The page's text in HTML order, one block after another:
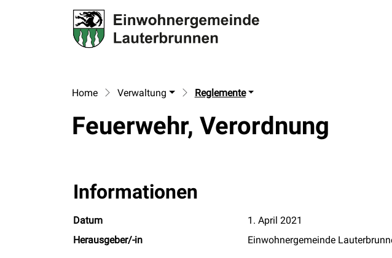
Home Verwaltung Reglemente
Feuerwehr, Verordnung
Informationen
Datum
1. April 2021
Herausgeber/-in
Einwohnergemeinde
Zugehörige Objekte